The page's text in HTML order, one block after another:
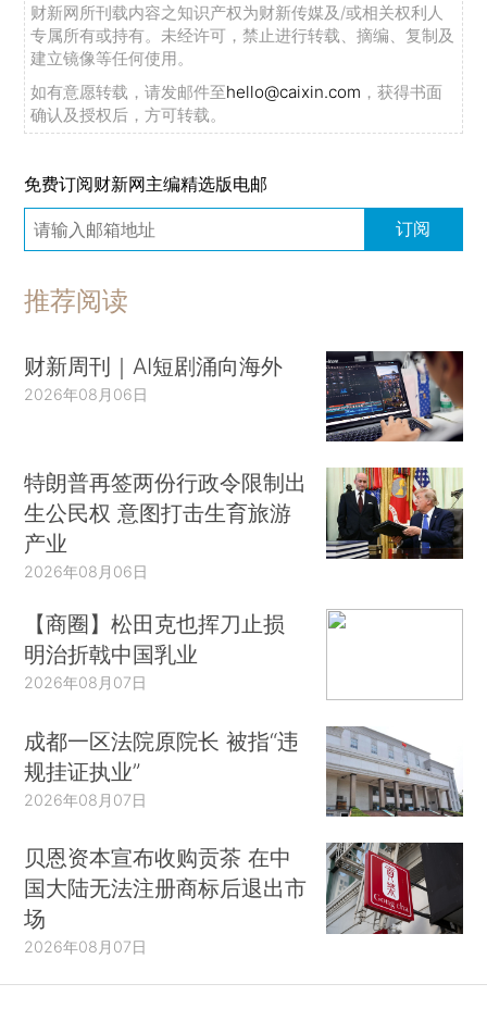
财新网所刊载内容之知识产权为财新传媒及/或相关权利人
专属所有或持有。未经许可，禁止进行转载、摘编、复制及
建立镜像等任何使用。
如有意愿转载，请发邮件至hello@caixin.com ，获得书面
确认及授权后，方可转载。
免费订阅财新网主编精选版电邮
订阅
推荐阅读
财新周刊｜AI短剧涌向海外
2026年08月06日
特朗普再签两份行政令限制出
生公民权 意图打击生育旅游
产业
2026年08月06日
【商圈】松田克也挥刀止损
明治折戟中国乳业
2026年08月07日
成都一区法院原院长 被指“违
规挂证执业”
2026年08月07日
贝恩资本宣布收购贡茶 在中
国大陆无法注册商标后退出市
场
2026年08月07日